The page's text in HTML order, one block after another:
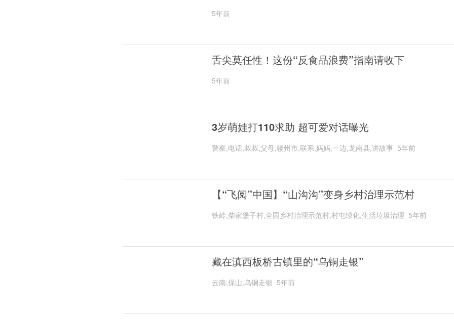
5年前
舌尖莫任性！这份“反食品浪费”指南请收下
5年前
3岁萌娃打110求助 超可爱对话曝光
警察,电话,叔叔,父母,赣州市,联系,妈妈,一边,龙南县,讲故事 5年前
【“飞阅”中国】“山沟沟”变身乡村治理示范村
铁岭,柴家堡子村,全国乡村治理示范村,村屯绿化,生活垃圾治理 5年前
藏在滇西板桥古镇里的“乌铜走银”
云南,保山,乌铜走银 5年前